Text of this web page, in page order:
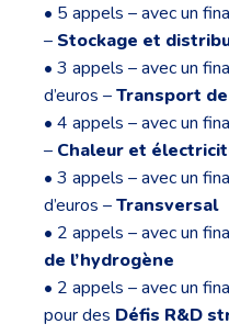
• 5 appels – avec un
– Stockage et
• 3 appels – avec un
d’euros –Transport
• 4 appels – avec un
– Chaleur et
• 3 appels – avec un
d’euros –Transversal
• 2 appels – avec un
de l’hydrogène
• 2 appels – avec un
pour des Défis R&D